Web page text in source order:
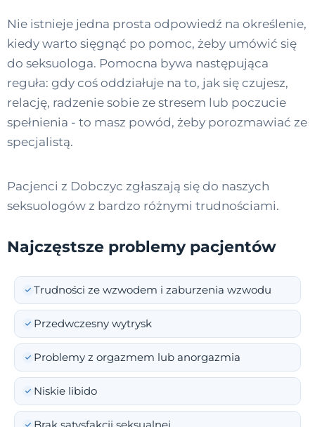
Nie istnieje jedna prosta odpowiedź na określenie,
kiedy warto sięgnąć po pomoc, żeby umówić się
do seksuologa. Pomocna bywa następująca
reguła: gdy coś oddziałuje na to, jak się czujesz,
relację, radzenie sobie ze stresem lub poczucie
spełnienia - to masz powód, żeby porozmawiać ze
specjalistą.
Pacjenci z Dobczyc zgłaszają się do naszych
seksuologów z bardzo różnymi trudnościami.
Najczęstsze problemy pacjentów
Trudności ze wzwodem i zaburzenia wzwodu
Przedwczesny wytrysk
Problemy z orgazmem lub anorgazmia
Niskie libido